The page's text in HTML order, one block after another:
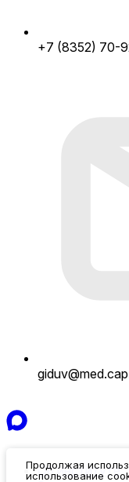
+7 (8352) 70-
Об институте
Продолжая
использование